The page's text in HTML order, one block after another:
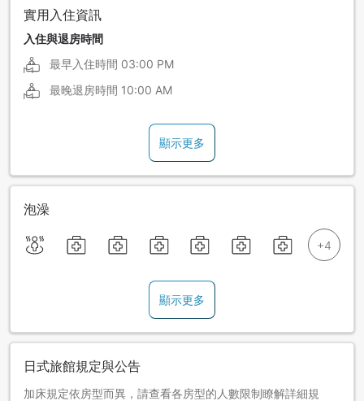
實用入住資訊
入住與退房時間
最早入住時間 03:00 PM
最晚退房時間 10:00 AM
顯示更多
泡澡
顯示更多
日式旅館規定與公告
加床規定依房型而異，請查看各房型的人數限制瞭解詳細規